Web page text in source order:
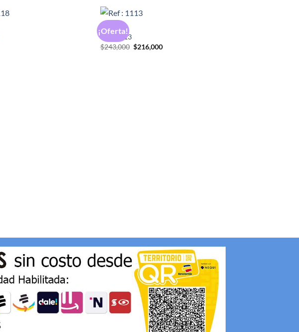
¡Oferta!
DAMAS
Ref : 1113
$243,000 El
precio
$216,000El